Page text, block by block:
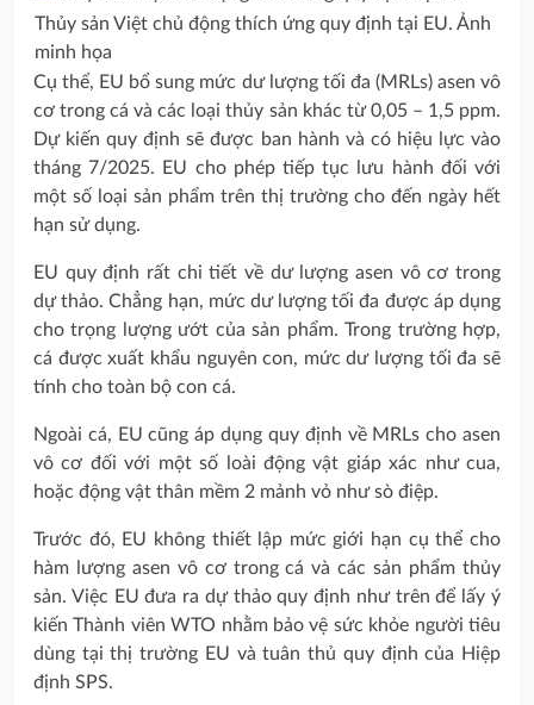
Thủy sản Việt chủ động thích ứng quy định tại EU. Ảnh
minh họa
Cụ thể, EU bổ sung mức dư lượng tối đa (MRLs) asen vô
cơ trong cá và các loại thủy sản khác từ 0,05 – 1,5 ppm.
Dự kiến quy định sẽ được ban hành và có hiệu lực vào
tháng 7/2025. EU cho phép tiếp tục lưu hành đối với
một số loại sản phẩm trên thị trường cho đến ngày hết
hạn sử dụng.
EU quy định rất chi tiết về dư lượng asen vô cơ trong
dự thảo. Chẳng hạn, mức dư lượng tối đa được áp dụng
cho trọng lượng ướt của sản phẩm. Trong trường hợp,
cá được xuất khẩu nguyên con, mức dư lượng tối đa sẽ
tính cho toàn bộ con cá.
Ngoài cá, EU cũng áp dụng quy định về MRLs cho asen
vô cơ đối với một số loài động vật giáp xác như cua,
hoặc động vật thân mềm 2 mảnh vỏ như sò điệp.
Trước đó, EU không thiết lập mức giới hạn cụ thể cho
hàm lượng asen vô cơ trong cá và các sản phẩm thủy
sản. Việc EU đưa ra dự thảo quy định như trên để lấy ý
kiến Thành viên WTO nhằm bảo vệ sức khỏe người tiêu
dùng tại thị trường EU và tuân thủ quy định của Hiệp
định SPS.